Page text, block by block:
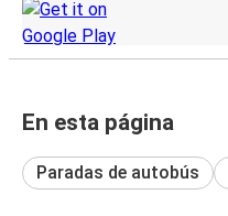
En esta página
Paradas de autobús